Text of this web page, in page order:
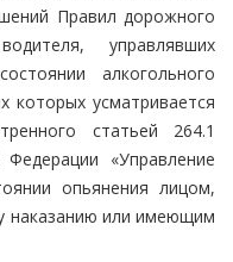
Правил дорожного
управлявших
алкогольного
которых усматривается
статьей 264.1
«Управление
опьянения лицом,
наказанию или имеющим